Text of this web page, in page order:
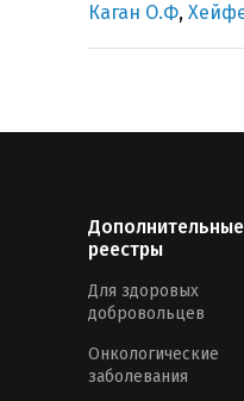
Каган О.Ф,
Дополнительные
реестры
Для здоровых
добровольцев
Онкологические
заболевания